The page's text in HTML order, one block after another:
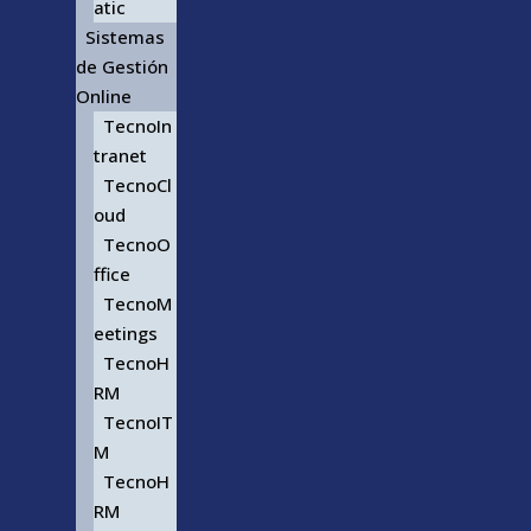
atic
Sistemas
de Gestión
Online
TecnoIn
tranet
TecnoCl
oud
TecnoO
ffice
TecnoM
eetings
TecnoH
RM
TecnoIT
M
TecnoH
RM